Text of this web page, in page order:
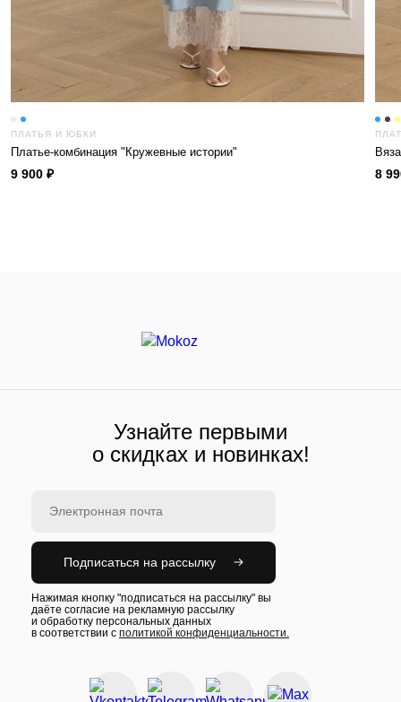
ПЛАТЬЯ И ЮБКИ
Платье-комбинация "Кружевные истории"
9 900 ₽ 8
Узнайте первыми
о скидках и новинках!
Подписаться на рассылку
Нажимая кнопку "подписаться на рассылку" вы
даёте согласие на рекламную рассылку
и обработку персональных данных
в соответствии с политикой конфиденциальности.